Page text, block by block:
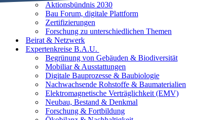
Aktionsbündnis 2030
Bau Forum, digitale Plattform
Zertifizierungen
Forschung zu unterschiedlichen Themen
Beirat & Netzwerk
Expertenkreise B.A.U.
Begrünung von Gebäuden & Biodiversität
Mobiliar & Ausstattungen
Digitale Bauprozesse & Baubiologie
Nachwachsende Rohstoffe & Baumaterialien
Elektromagnetische Verträglichkeit (EMV)
Neubau, Bestand & Denkmal
Forschung & Fortbildung